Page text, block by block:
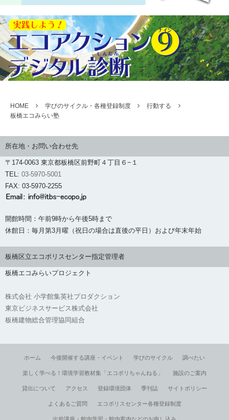
HOME 学びのサイクル・各種登録制度
行動する
板橋エコみらい塾
所在地・お問い合わせ先
〒174-0063 東京都板橋区前野町４丁目６−１
TEL: 03-5970-5001
FAX: 03-5970-2255
開館時間：午前9時から午後5時まで
休館日：毎月第3月曜（祝日の場合は直後の平日）および年末年始
板橋区立エコポリスセンター指定管理者
板橋エコみらいプロジェクト
株式会社 小学館集英社プロダクション
東京ビジネスサービス株式会社
板橋建物総合管理協同組合
ホーム 今後開催する講座・イベント 学びのサイクル 調べたい
楽しく学べる！環境学習教材集「エコポリちゃんねる」 施設のご案内
貸出について アクセス 登録環境団体 季刊誌 サイトポリシー
よくあるご質問 エコポリスセンター各種登録制度